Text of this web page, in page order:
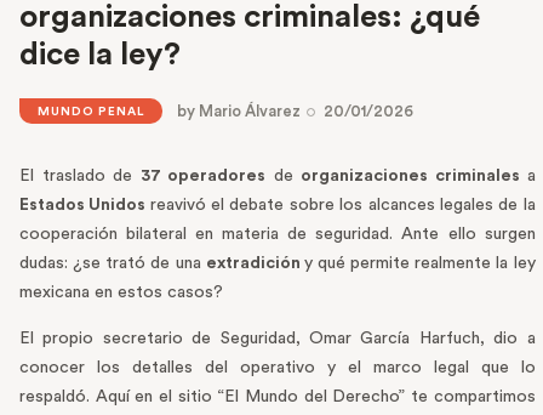
organizaciones criminales: ¿qué
dice la ley?
MUNDO PENAL by Mario Álvarez 20/01/2026
El traslado de 37 operadores de organizaciones criminales a
Estados Unidos reavivó el debate sobre los alcances legales de la
cooperación bilateral en materia de seguridad. Ante ello surgen
dudas: ¿se trató de una extradición y qué permite realmente la ley
mexicana en estos casos?
El propio secretario de Seguridad, Omar García Harfuch, dio a
conocer los detalles del operativo y el marco legal que lo
respaldó. Aquí en el sitio “El Mundo del Derecho” te compartimos